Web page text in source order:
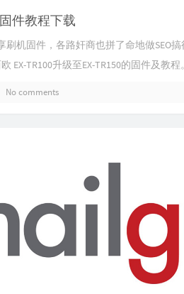
件教程下载
机固件，各路奸商也拼了命地做SEO
EX-TR100升级至EX-TR150的固件及教程。
No comments